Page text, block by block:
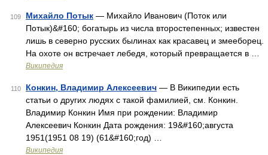
109 Михайло Потык — Михайло Иванович (Поток или
Потык)&#160; богатырь из числа второстепенных; известен
лишь в северно русских былинах как красавец и змееборец.
На охоте он встречает лебедя, который превращается в …
Википедия
110 Конкин, Владимир Алексеевич — В Википедии есть
статьи о других людях с такой фамилией, см. Конкин.
Владимир Конкин Имя при рождении: Владимир
Алексеевич Конкин Дата рождения: 19&#160;августа
1951(1951 08 19) (61&#160;год) …
Википедия